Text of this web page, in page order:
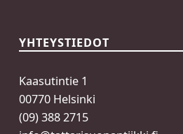
YHTEYSTIEDOT
Kaasutintie 1
00770 Helsinki
(09) 388 2715